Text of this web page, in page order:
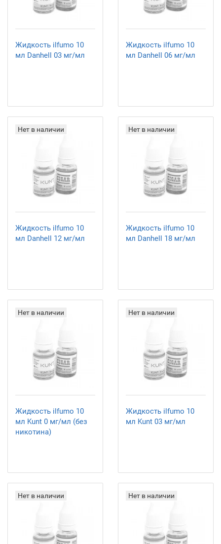
Жидкость ilfumo 10
мл Danhell 03 мг/мл
Жидкость ilfumo 10
мл Danhell 06 мг/мл
Нет в наличии
Жидкость ilfumo 10
мл Danhell 12 мг/мл
Нет в наличии
Жидкость ilfumo 10
мл Danhell 18 мг/мл
Нет в наличии
Жидкость ilfumo 10
мл Kunt 0 мг/мл (без
никотина)
Нет в наличии
Жидкость ilfumo 10
мл Kunt 03 мг/мл
Нет в наличии Нет в наличии